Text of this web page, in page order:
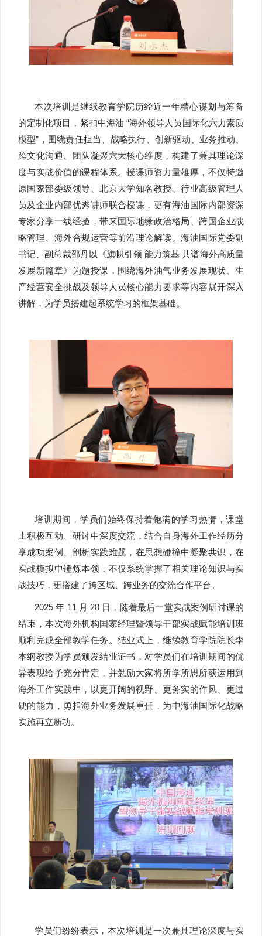
本次培训是继续教育学院历经近一年精心谋划与筹备
的定制化项目，紧扣中海油 “海外领导人员国际化六力素质
模型”，围绕责任担当、战略执行、创新驱动、业务推动、
跨文化沟通、团队凝聚六大核心维度，构建了兼具理论深
度与实战价值的课程体系。授课师资力量雄厚，不仅特邀
原国家部委级领导、北京大学知名教授、行业高级管理人
员及企业内部优秀讲师联合授课，更有海油国际内部资深
专家分享一线经验，带来国际地缘政治格局、跨国企业战
略管理、海外合规运营等前沿理论解读。海油国际党委副
书记、副总裁邵丹以《旗帜引领 能力筑基 共谱海外高质量
发展新篇章》为题授课，围绕海外油气业务发展现状、生
产经营安全挑战及领导人员核心能力要求等内容展开深入
讲解，为学员搭建起系统学习的框架基础。
培训期间，学员们始终保持着饱满的学习热情，课堂
上积极互动、研讨中深度交流，结合自身海外工作经历分
享成功案例、剖析实践难题，在思想碰撞中凝聚共识，在
实战模拟中锤炼本领，不仅系统掌握了相关理论知识与实
战技巧，更搭建了跨区域、跨业务的交流合作平台。
2025 年 11 月 28 日，随着最后一堂实战案例研讨课的
结束，本次海外机构国家经理暨领导干部实战赋能培训班
顺利完成全部教学任务。结业式上，继续教育学院院长李
本纲教授为学员颁发结业证书，对学员们在培训期间的优
异表现给予充分肯定，并勉励大家将所学所思所获运用到
海外工作实践中，以更开阔的视野、更务实的作风、更过
硬的能力，勇担海外业务发展重任，为中海油国际化战略
实施再立新功。
学员们纷纷表示，本次培训是一次兼具理论深度与实